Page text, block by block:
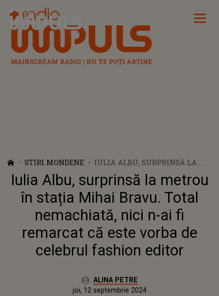
Radio Impuls
STIRI MONDENE
IULIA ALBU, SURPRINSĂ LA
METROU ÎN STAȚIA MIHAI
BRAVU. TOTAL NEMACHIATĂ,
NICI N-AI FI REMARCAT CĂ
ESTE VORBA DE CELEBRUL
FASHION EDITOR
Iulia Albu, surprinsă la metrou
în stația Mihai Bravu. Total
nemachiată, nici n-ai fi
remarcat că este vorba de
celebrul fashion editor
Autor:ALINA PETRE
joi, 12 septembrie 2024Actualizat:
joi, 12 septembrie 2024